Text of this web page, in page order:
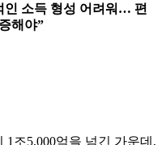
소득 형성 어려워 … 편
해야”
1 조5,000억을 넘긴 가운데 ,